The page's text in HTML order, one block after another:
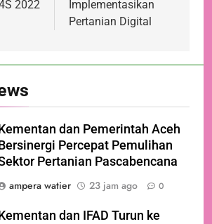
2022
Implementasikan
Pertanian Digital
Kementan dan Pemerintah Aceh
Bersinergi Percepat Pemulihan
Pertanian Pascabencana
ampera watier
23 jam ago 0
Kementan dan IFAD Turun ke